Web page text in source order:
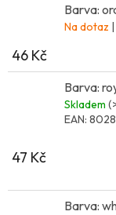
Barva:
Na dotaz
46 Kč
Barva:
Skladem
EAN:
47 Kč
Barva: